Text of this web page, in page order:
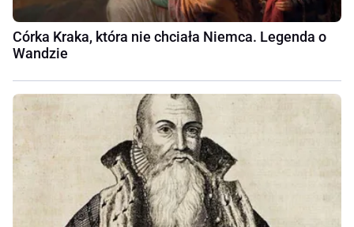
Córka Kraka, która nie chciała Niemca. Legenda o
Wandzie